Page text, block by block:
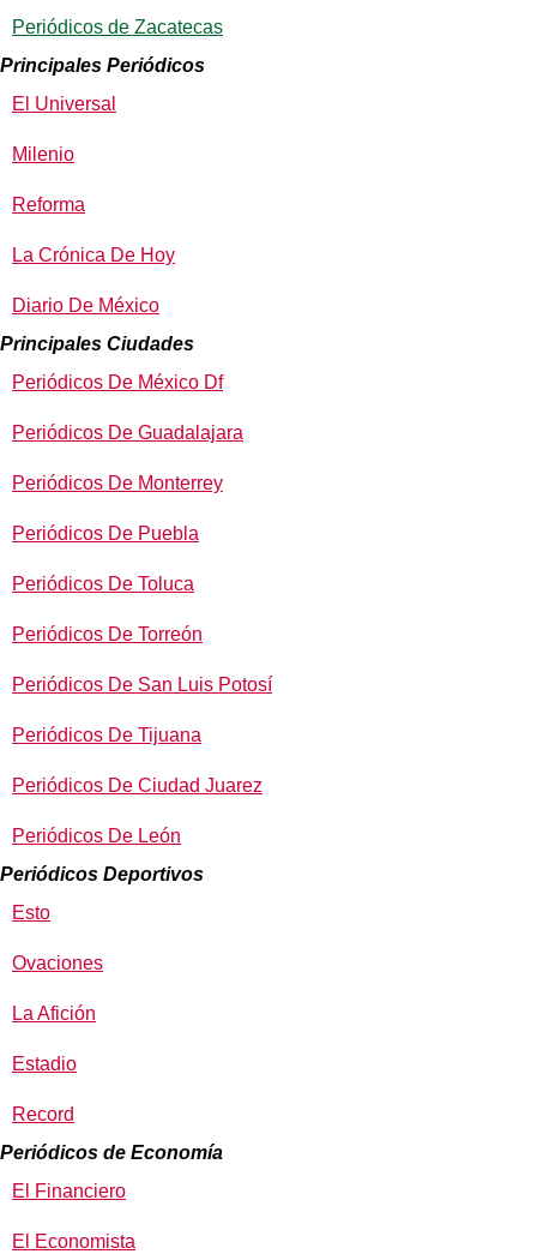
Periódicos de Zacatecas
Principales Periódicos
El Universal
Milenio
Reforma
La Crónica De Hoy
Diario De México
Principales Ciudades
Periódicos De México Df
Periódicos De Guadalajara
Periódicos De Monterrey
Periódicos De Puebla
Periódicos De Toluca
Periódicos De Torreón
Periódicos De San Luis Potosí
Periódicos De Tijuana
Periódicos De Ciudad Juarez
Periódicos De León
Periódicos Deportivos
Esto
Ovaciones
La Afición
Estadio
Record
Periódicos de Economía
El Financiero
El Economista